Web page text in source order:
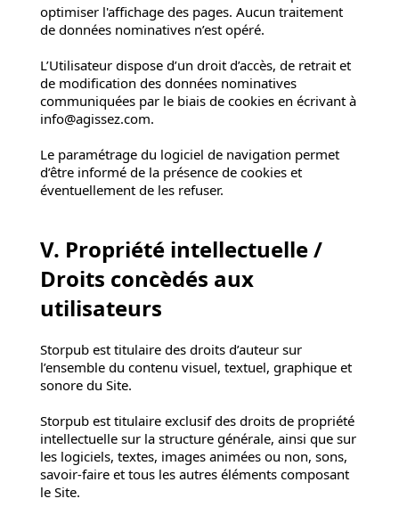
optimiser l'affichage des pages. Aucun traitement
de données nominatives n’est opéré.
L’Utilisateur dispose d’un droit d’accès, de retrait et
de modification des données nominatives
communiquées par le biais de cookies en écrivant à
info@agissez.com.
Le paramétrage du logiciel de navigation permet
d’être informé de la présence de cookies et
éventuellement de les refuser.
V. Propriété intellectuelle /
Droits concèdés aux
utilisateurs
Storpub est titulaire des droits d’auteur sur
l’ensemble du contenu visuel, textuel, graphique et
sonore du Site.
Storpub est titulaire exclusif des droits de propriété
intellectuelle sur la structure générale, ainsi que sur
les logiciels, textes, images animées ou non, sons,
savoir-faire et tous les autres éléments composant
le Site.